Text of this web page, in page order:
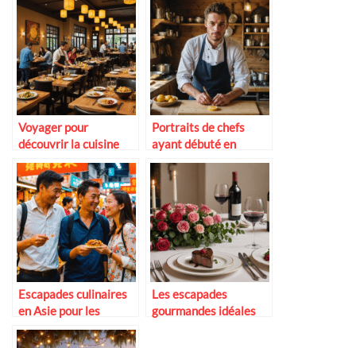
Voyager pour
découvrir la cuisine
fusion contemporaine
Portraits de chefs
ayant débuté en
guinguette
Escapades culinaires
en Asie pour les
couples aventuriers
Les escapades
gourmandes idéales